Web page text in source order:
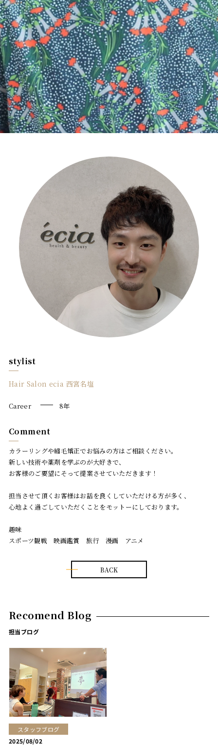
クーポン | エステサロン
Esthetic
クーポン | エシア西宮名塩店
Ecia Najio
ヘアーサロンミズグチ
HAIR SALON MIZUGUCHI
アイラッシュ
Eyelash
アイラッシュメニュー
Eyelash Menu
託児所
Kids Room
採用情報
Recruit
ニュース
News
ブログ
スタッフ
stylist
Hair Salon ecia 西宮名塩
Career 8年
Comment
カラーリングや縮毛矯正でお悩みの方はご相談ください。
新しい技術や薬剤を学ぶのが大好きで、
お客様のご要望にそって提案させていただきます！
担当させて頂くお客様はお話を良くしていただける方が多く、
心地よく過ごしていただくことをモットーにしております。
趣味
スポーツ観戦 映画鑑賞 旅行 漫画 アニメ
BACK
Recomend Blog
担当ブログ
スタッフブログ
2025/08/02